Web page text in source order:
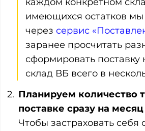
имеющихся остатков
через сервис
заранее просчитать
сформировать
склад ВБ всего в
Планируем количество
поставке сразу на
Чтобы застраховать себя